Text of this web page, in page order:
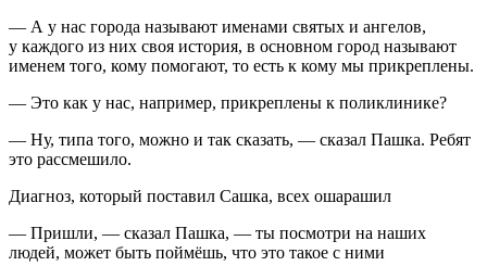
— А у нас города называют именами святых и ангелов,
у каждого из них своя история, в основном город называют
именем того, кому помогают, то есть к кому мы прикреплены.
— Это как у нас, например, прикреплены к поликлинике?
— Ну, типа того, можно и так сказать, — сказал Пашка. Ребят
это рассмешило.
Диагноз, который поставил Сашка, всех ошарашил
— Пришли, — сказал Пашка, — ты посмотри на наших
людей, может быть поймёшь, что это такое с ними